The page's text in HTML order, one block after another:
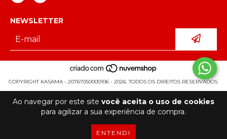
Ao navegar por este site você aceita o uso de cookies
para agilizar a sua experiência de compra.
ENTENDI
NEWSLETTER
COPYRIGHT KASAMA - 20767050000106 - 2026. TODOS OS DIREITOS RESERVADOS.